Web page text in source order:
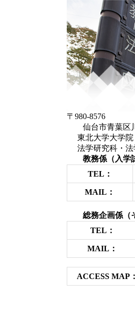
〒980-8576
仙台市青葉区
東北大学大学院
法学研究科・法
教務係（入学
TEL：
MAIL：
総務企画係（
TEL：
MAIL：
ACCESS MAP：